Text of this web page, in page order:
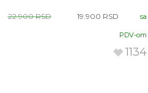
22.900RSD 19.900 RSD sa
PDV-om
1134